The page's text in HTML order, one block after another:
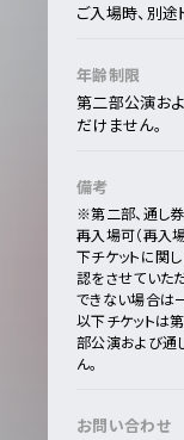
ご入場時、別
年齢制限
第二部公演お
だけません。
備考
※第二部、通し
再⼊場可（再⼊
下チケットに関し
認をさせていた
できない場合は
以下チケットは
部公演および通
ん。
お問い合わせ